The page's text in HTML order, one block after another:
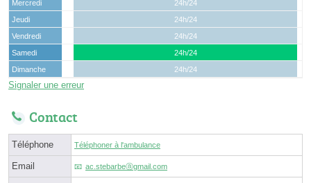
Mercredi
24h/24
Jeudi
24h/24
Vendredi
24h/24
Samedi
24h/24
Dimanche
24h/24
Signaler une erreur
Contact
Téléphone Téléphoner à l'ambulance
Email ac.stebarbeⓐgmail.com